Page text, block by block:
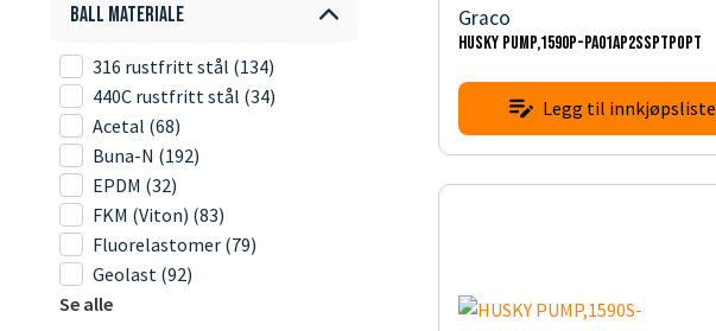
Ball materiale
316 rustfritt stål (134)
440C rustfritt stål (34)
Acetal (68)
Buna-N (192)
EPDM (32)
FKM (Viton) (83)
Fluorelastomer (79)
Geolast (92)
Se alle
Graco
HUSKY PUMP,1590P-PA01AP2SSPTPOPT
Legg til innkjøpsliste